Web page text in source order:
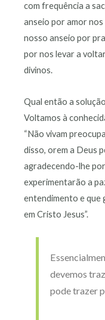
com frequência a
anseio por amor
nosso anseio por
por nos levar a
divinos.
Qual então a
Voltamos à
“Não vivam
disso, orem a Deus
agradecendo-lhe
experimentarão a
entendimento e que
em Cristo Jesus”.
devemos
pode trazer